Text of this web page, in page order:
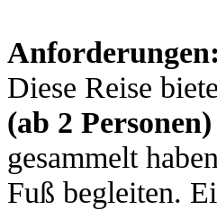
Anforderungen:
Diese Reise
(ab 2 Personen)
gesammelt
Fuß begleiten.